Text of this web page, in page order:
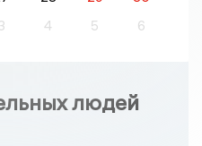
4 5 6
людей